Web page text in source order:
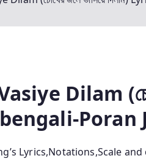
Dilam
Poran
Lyrics,Notations,Scale